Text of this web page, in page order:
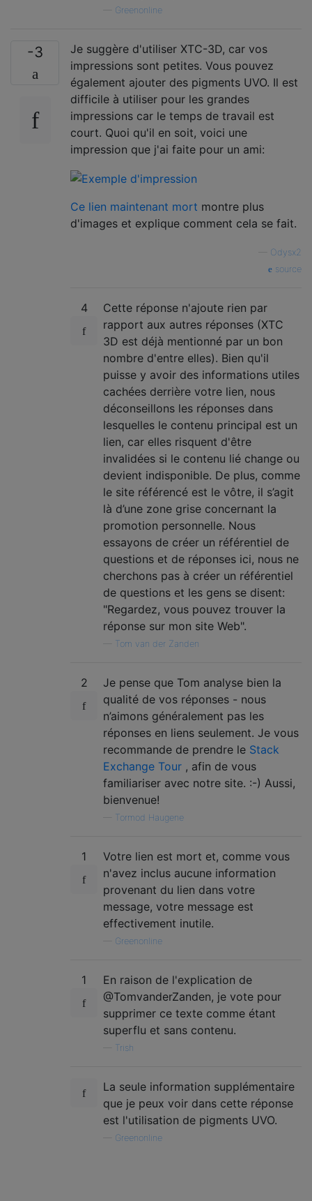
Greenonline
-3
Je suggère d'utiliser XTC-3D, car vos
impressions sont petites. Vous pouvez
également ajouter des pigments UVO. Il est
difficile à utiliser pour les grandes
impressions car le temps de travail est
court. Quoi qu'il en soit, voici une
impression que j'ai faite pour un ami:
Ce lien maintenant mort montre plus
d'images et explique comment cela se fait.
Odysx2
source
4
Cette réponse n'ajoute rien par
rapport aux autres réponses (XTC
3D est déjà mentionné par un bon
nombre d'entre elles). Bien qu'il
puisse y avoir des informations utiles
cachées derrière votre lien, nous
déconseillons les réponses dans
lesquelles le contenu principal est un
lien, car elles risquent d'être
invalidées si le contenu lié change ou
devient indisponible. De plus, comme
le site référencé est le vôtre, il s’agit
là d’une zone grise concernant la
promotion personnelle. Nous
essayons de créer un référentiel de
questions et de réponses ici, nous ne
cherchons pas à créer un référentiel
de questions et les gens se disent:
"Regardez, vous pouvez trouver la
réponse sur mon site Web".
Tom van der Zanden
2
Je pense que Tom analyse bien la
qualité de vos réponses - nous
n’aimons généralement pas les
réponses en liens seulement. Je vous
recommande de prendre le Stack
Exchange Tour , afin de vous
familiariser avec notre site. :-) Aussi,
bienvenue!
Tormod Haugene
1
Votre lien est mort et, comme vous
n'avez inclus aucune information
provenant du lien dans votre
message, votre message est
effectivement inutile.
Greenonline
1
En raison de l'explication de
@TomvanderZanden, je vote pour
supprimer ce texte comme étant
superflu et sans contenu.
Trish
La seule information supplémentaire
que je peux voir dans cette réponse
est l'utilisation de pigments UVO.
Greenonline